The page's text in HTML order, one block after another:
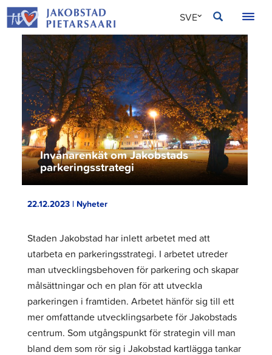
Hoppa
till
innehållet
SVE
FIN
ENG
Invånarenkät om Jakobstads
parkeringsstrategi
22.12.2023 | Nyheter
Staden Jakobstad har inlett arbetet med att
utarbeta en parkeringsstrategi. I arbetet utreder
man utvecklingsbehoven för parkering och skapar
målsättningar och en plan för att utveckla
parkeringen i framtiden. Arbetet hänför sig till ett
mer omfattande utvecklingsarbete för Jakobstads
centrum. Som utgångspunkt för strategin vill man
bland dem som rör sig i Jakobstad kartlägga tankar